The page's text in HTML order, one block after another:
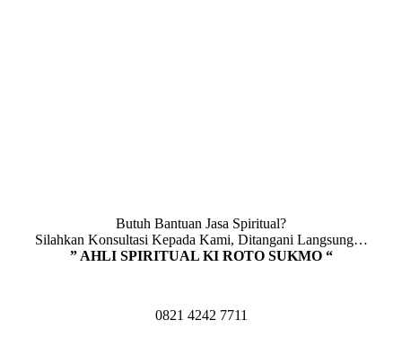
Butuh Bantuan Jasa Spiritual?
Silahkan Konsultasi Kepada Kami, Ditangani Langsung…
” AHLI SPIRITUAL KI ROTO SUKMO “
0821 4242 7711